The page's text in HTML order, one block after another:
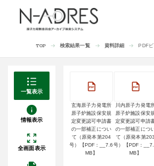
TOP 検索結果一覧 資料詳細 PDF
一覧表示
情報表示
全画面表示
玄海原子力発電所
原子炉施設保安規
定変更認可申請書
の一部補正につい
て（原発本第204
号）【PDF：__7.6
MB】
川内原子力発電
原子炉施設保安
定変更認可申請
の一部補正につ
て（原発本第203
号）【PDF：
MB】